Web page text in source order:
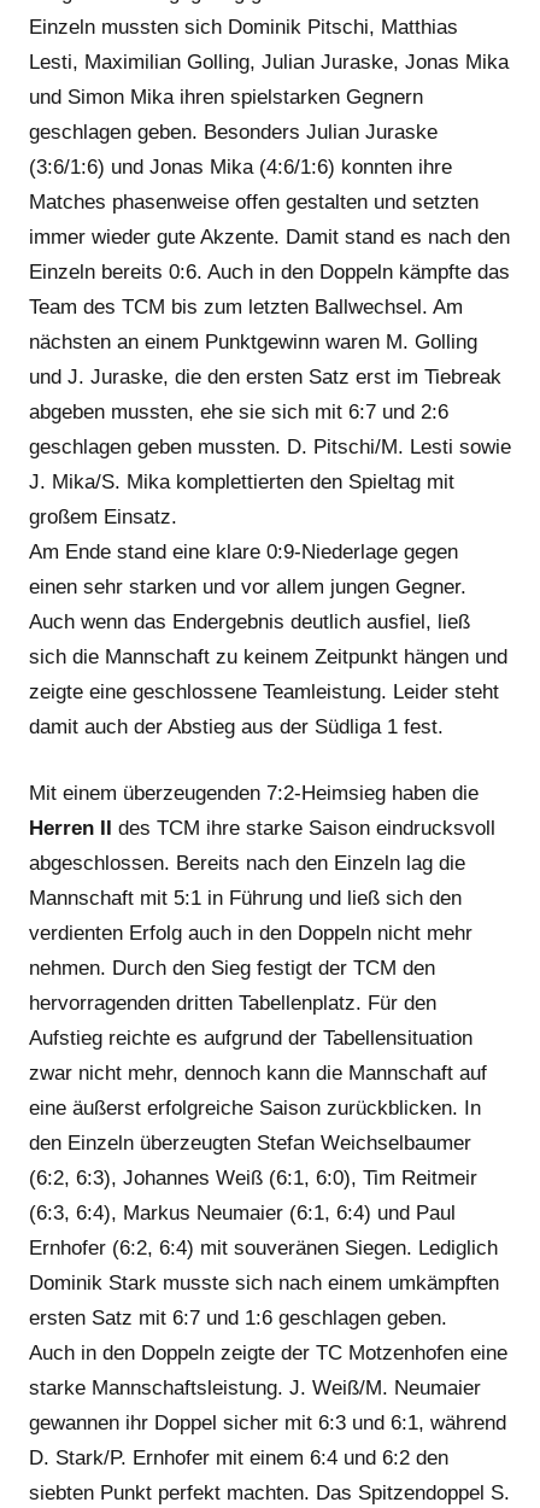
Einzeln mussten sich Dominik Pitschi, Matthias
Lesti, Maximilian Golling, Julian Juraske, Jonas Mika
und Simon Mika ihren spielstarken Gegnern
geschlagen geben. Besonders Julian Juraske
(3:6/1:6) und Jonas Mika (4:6/1:6) konnten ihre
Matches phasenweise offen gestalten und setzten
immer wieder gute Akzente. Damit stand es nach den
Einzeln bereits 0:6. Auch in den Doppeln kämpfte das
Team des TCM bis zum letzten Ballwechsel. Am
nächsten an einem Punktgewinn waren M. Golling
und J. Juraske, die den ersten Satz erst im Tiebreak
abgeben mussten, ehe sie sich mit 6:7 und 2:6
geschlagen geben mussten. D. Pitschi/M. Lesti sowie
J. Mika/S. Mika komplettierten den Spieltag mit
großem Einsatz.
Am Ende stand eine klare 0:9-Niederlage gegen
einen sehr starken und vor allem jungen Gegner.
Auch wenn das Endergebnis deutlich ausfiel, ließ
sich die Mannschaft zu keinem Zeitpunkt hängen und
zeigte eine geschlossene Teamleistung. Leider steht
damit auch der Abstieg aus der Südliga 1 fest.
Mit einem überzeugenden 7:2-Heimsieg haben die
Herren II des TCM ihre starke Saison eindrucksvoll
abgeschlossen. Bereits nach den Einzeln lag die
Mannschaft mit 5:1 in Führung und ließ sich den
verdienten Erfolg auch in den Doppeln nicht mehr
nehmen. Durch den Sieg festigt der TCM den
hervorragenden dritten Tabellenplatz. Für den
Aufstieg reichte es aufgrund der Tabellensituation
zwar nicht mehr, dennoch kann die Mannschaft auf
eine äußerst erfolgreiche Saison zurückblicken. In
den Einzeln überzeugten Stefan Weichselbaumer
(6:2, 6:3), Johannes Weiß (6:1, 6:0), Tim Reitmeir
(6:3, 6:4), Markus Neumaier (6:1, 6:4) und Paul
Ernhofer (6:2, 6:4) mit souveränen Siegen. Lediglich
Dominik Stark musste sich nach einem umkämpften
ersten Satz mit 6:7 und 1:6 geschlagen geben.
Auch in den Doppeln zeigte der TC Motzenhofen eine
starke Mannschaftsleistung. J. Weiß/M. Neumaier
gewannen ihr Doppel sicher mit 6:3 und 6:1, während
D. Stark/P. Ernhofer mit einem 6:4 und 6:2 den
siebten Punkt perfekt machten. Das Spitzendoppel S.